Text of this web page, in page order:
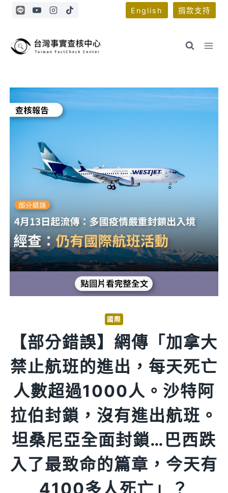
Skip
English 捐款支持
國際
【部分錯誤】網傳「加拿大
禁止航班的進出，每天死亡
人數超過1000人。沙特阿
拉伯封鎖，沒有進出航班。
坦桑尼亞全面封鎖…巴西跌
入了最致命的篇章，今天有
4100多人死亡」？